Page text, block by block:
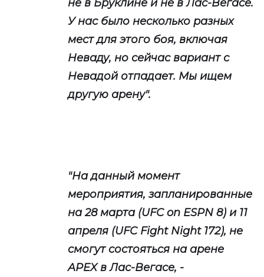
не в Бруклине и не в Лас-Вегасе.
У нас было несколько разных
мест для этого боя, включая
Неваду, но сейчас вариант с
Невадой отпадает. Мы ищем
другую арену".
"На данный момент
мероприятия, запланированные
на 28 марта (UFC on ESPN 8) и 11
апреля (UFC Fight Night 172), не
смогут состояться на арене
APEX в Лас-Вегасе, -